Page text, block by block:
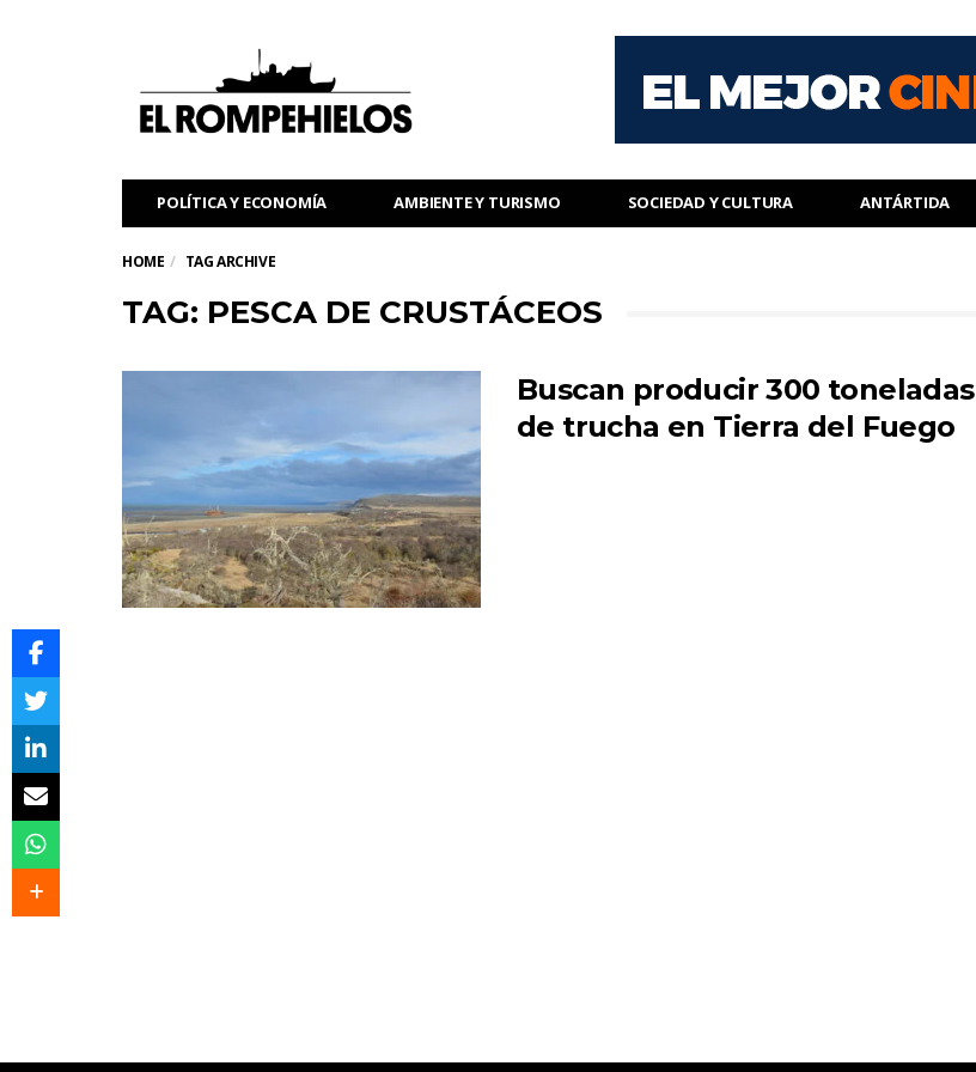
POLÍTICA Y ECONOMÍA AMBIENTE Y TURISMO SOCIEDAD Y CULTURA ANTÁRTIDA
HOME TAG ARCHIVE
TAG: PESCA DE CRUSTÁCEOS
Buscan producir 300 toneladas
de trucha en Tierra del Fuego